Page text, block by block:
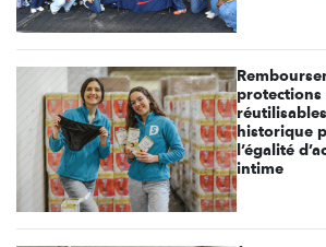
protections
historique
l’égalité
intime